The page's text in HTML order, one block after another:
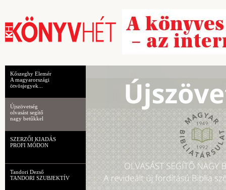
Kőszeghy Elemér
A magyarországi
ötvösjegyek...
Újszövetség
olvasást segítő
nagy betűkkel
SZERZŐI KIADÁS
PROFI MÓDON
Tandori Dezső
TANDORI SZUBJEKTÍV